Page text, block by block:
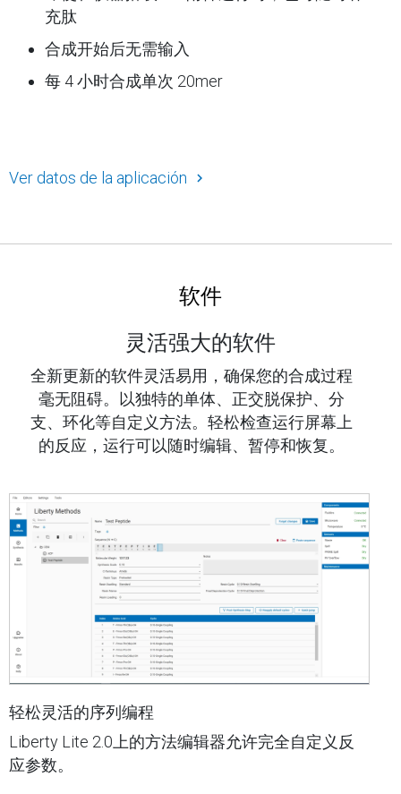
充肽
合成开始后无需输入
每 4 小时合成单次 20mer
Ver datos de la aplicación
软件
灵活强大的软件
全新更新的软件灵活易用，确保您的合成过程
毫无阻碍。以独特的单体、正交脱保护、分
支、环化等自定义方法。轻松检查运行屏幕上
的反应，运行可以随时编辑、暂停和恢复。
轻松灵活的序列编程
Liberty Lite 2.0上的方法编辑器​允许完全自定义反
应参数。